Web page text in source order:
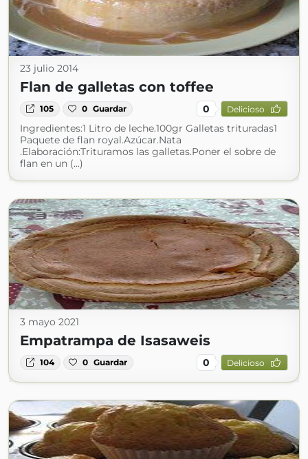
23 julio 2014
Flan de galletas con toffee
105 0 Guardar 0 Delicioso
Ingredientes:1 Litro de leche.100gr Galletas trituradas1
Paquete de flan royal.Azúcar.Nata
.Elaboración:Trituramos las galletas.Poner el sobre de
flan en un (...)
3 mayo 2021
Empatrampa de Isasaweis
104 0 Guardar 0 Delicioso